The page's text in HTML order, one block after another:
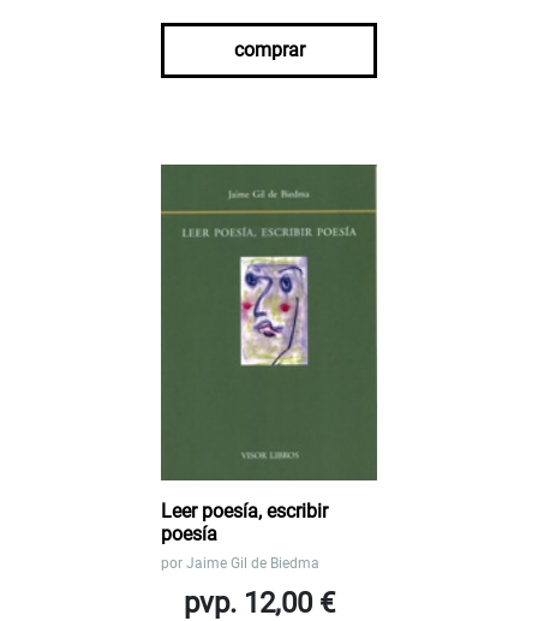
comprar
Leer poesía, escribir
poesía
por Jaime Gil de Biedma
pvp. 12,00 €